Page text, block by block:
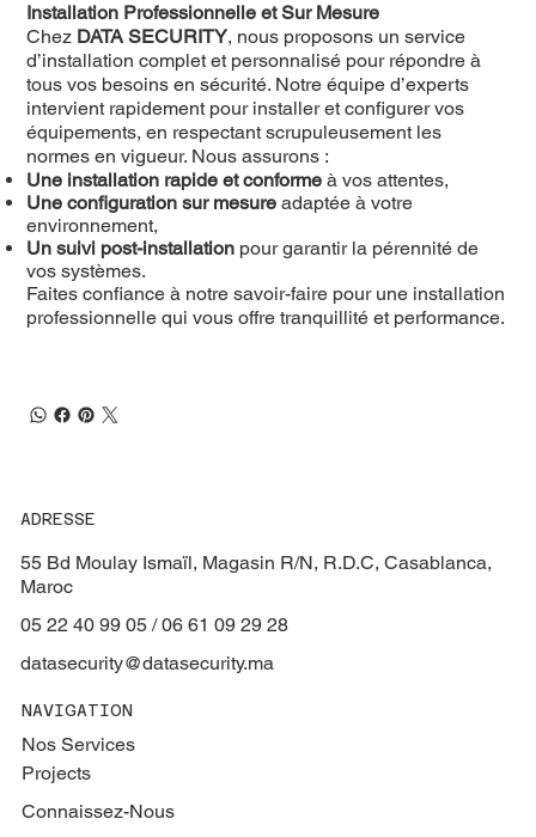
Installation Professionnelle et Sur Mesure
Chez DATA SECURITY, nous proposons un service
d’installation complet et personnalisé pour répondre à
tous vos besoins en sécurité. Notre équipe d’experts
intervient rapidement pour installer et configurer vos
équipements, en respectant scrupuleusement les
normes en vigueur. Nous assurons :
Une installation rapide et conforme à vos attentes,
Une configuration sur mesure adaptée à votre
environnement,
Un suivi post-installation pour garantir la pérennité de
vos systèmes.
Faites confiance à notre savoir-faire pour une installation
professionnelle qui vous offre tranquillité et performance.
ADRESSE
55 Bd Moulay Ismaïl, Magasin R/N, R.D.C, Casablanca,
Maroc
05 22 40 99 05 / 06 61 09 29 28
datasecurity@datasecurity.ma
NAVIGATION
Nos Services
Projects
Connaissez-Nous